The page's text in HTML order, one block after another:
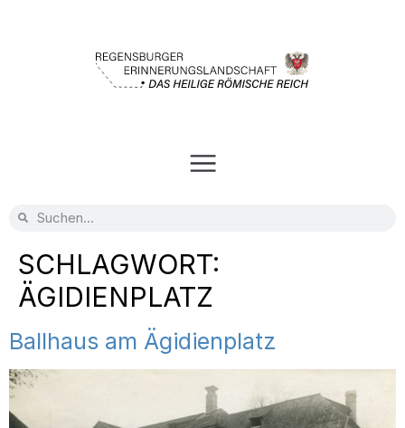
SCHLAGWORT:
ÄGIDIENPLATZ
Ballhaus am Ägidienplatz